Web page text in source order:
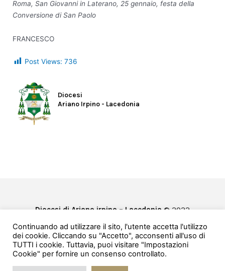
Roma, San Giovanni in Laterano, 25 gennaio, festa della
Conversione di San Paolo
FRANCESCO
Post Views: 736
Diocesi
Ariano Irpino - Lacedonia
Diocesi di Ariano irpino – Lacedonia © 2022
Privacy & Cookie Policy
Powered bye-Direct
Continuando ad utilizzare il sito, l'utente accetta l'utilizzo
dei cookie. Cliccando su "Accetto", acconsenti all'uso di
TUTTI i cookie. Tuttavia, puoi visitare "Impostazioni
Cookie" per fornire un consenso controllato.